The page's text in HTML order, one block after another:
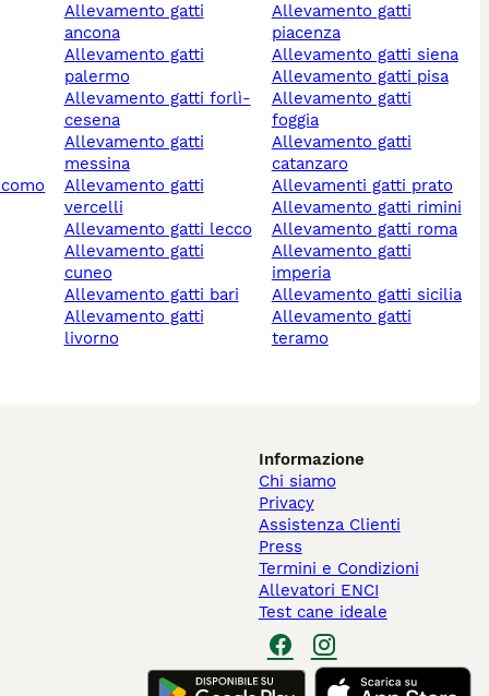
allevamento gatti
ancona
allevamento gatti
palermo
allevamento gatti forlì-
cesena
allevamento gatti
messina
allevamento gatti
vercelli
allevamento gatti lecco
allevamento gatti
cuneo
allevamento gatti bari
allevamento gatti
livorno
allevamento gatti
piacenza
allevamento gatti siena
allevamento gatti pisa
allevamento gatti
foggia
allevamento gatti
catanzaro
allevamenti gatti prato
allevamento gatti rimini
allevamento gatti roma
allevamento gatti
imperia
allevamento gatti sicilia
allevamento gatti
teramo
Informazione
Chi siamo
Privacy
Assistenza Clienti
Press
Termini e Condizioni
Allevatori ENCI
Test cane ideale